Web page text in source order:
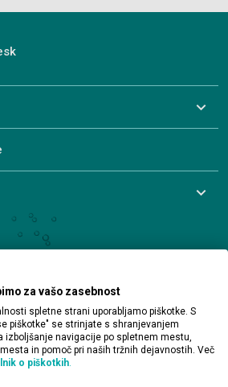
+386 1 330 20 20
si-sales@alef.com
za vašo zasebnost
spletne strani uporabljamo piškotke. S
piškotke" se strinjate s shranjevanjem
izboljšanje navigacije po spletnem mestu,
in pomoč pri naših tržnih dejavnostih. Več
o piškotkih.